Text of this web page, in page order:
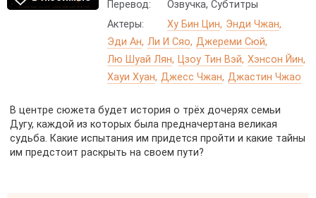
Перевод:
Озвучка, Субтитры
Актеры:
Ху Бин Цин Энди Чжан
Эди Ан Ли И Сяо Джереми Сюй
Лю Шуай Лян
Цзоу Тин Вэй Хэнсон Йин
Хауи Хуан Джесс Чжан Джастин Чжао
В центре сюжета будет история о трёх дочерях семьи
Дугу, каждой из которых была предначертана великая
судьба. Какие испытания им придется пройти и какие тайны
им предстоит раскрыть на своем пути?